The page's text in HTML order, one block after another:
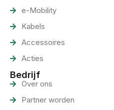
e-Mobility
Kabels
Accessoires
Acties
Bedrijf
Over ons
Partner worden